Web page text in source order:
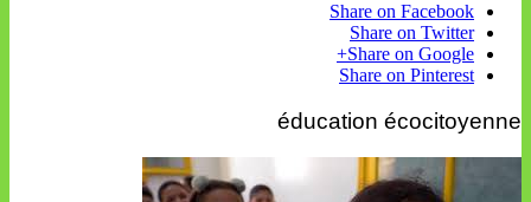
Share on Facebook
Share on Twitter
Share on Google+
Share on Pinterest
éducation écocitoyenne